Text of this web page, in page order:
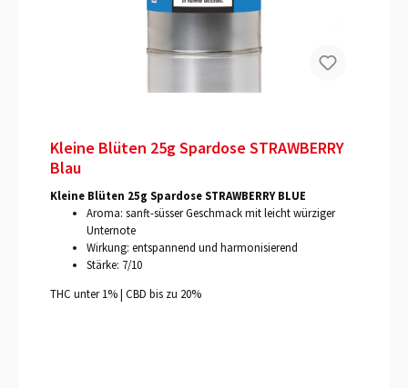
Kleine Blüten 25g Spardose STRAWBERRY
Blau
Kleine Blüten 25g Spardose STRAWBERRY BLUE
Aroma: sanft-süsser Geschmack mit leicht würziger
Unternote
Wirkung: entspannend und harmonisierend
Stärke: 7/10
THC unter 1% | CBD bis zu 20%